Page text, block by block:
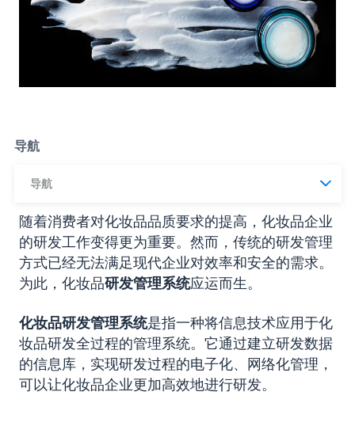
导航
导航
随着消费者对化妆品品质要求的提高，化妆品企业
的研发工作变得更为重要。然而，传统的研发管理
方式已经无法满足现代企业对效率和安全的需求。
为此， 化妆品研发管理系统应运而生。
化妆品研发管理系统是指一种将信息技术应用于化
妆品研发全过程的管理系统。它通过建立研发数据
的信息库，实现研发过程的电子化、网络化管理，
可以让化妆品企业更加高效地进行研发。